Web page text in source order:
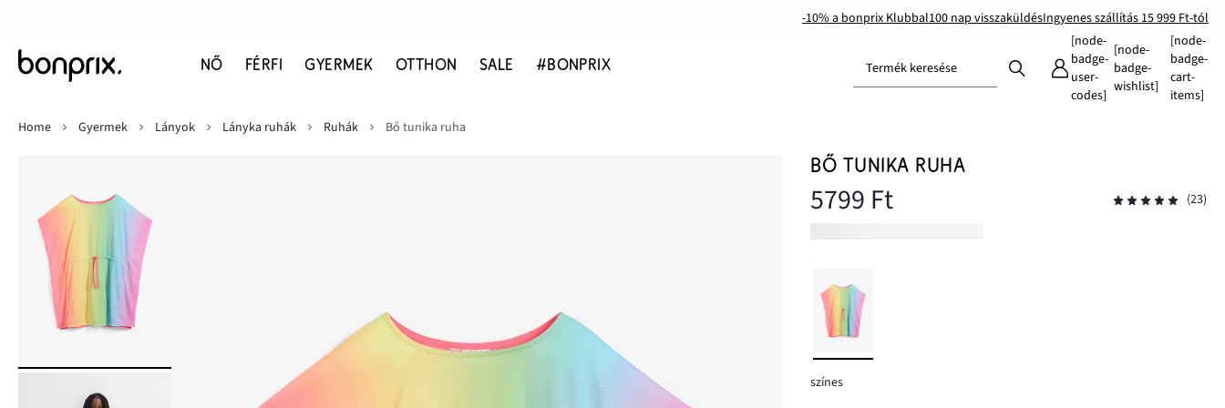
-10% a bonprix Klubbal100 nap visszaküldésIngyenes szállítás 15 999 Ft-tól
NŐ FÉRFI GYERMEK OTTHON SALE #BONPRIX Termék keresése
[node-
badge-
user-
codes]
[node-
badge-
wishlist]
[node-
badge-
cart-
items]
Home
Gyermek Lányok Lányka ruhák Ruhák Bő tunika ruha
BŐ TUNIKA RUHA
5799 Ft (23)
színes